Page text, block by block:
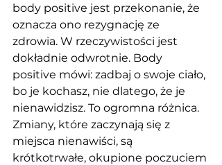
body positive jest przekonanie, że
oznacza ono rezygnację ze
zdrowia. W rzeczywistości jest
dokładnie odwrotnie. Body
positive mówi: zadbaj o swoje ciało,
bo je kochasz, nie dlatego, że je
nienawidzisz. To ogromna różnica.
Zmiany, które zaczynają się z
miejsca nienawiści, są
krótkotrwałe, okupione poczuciem